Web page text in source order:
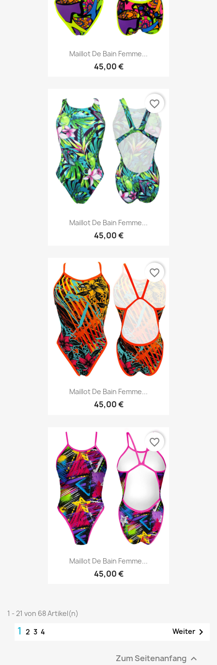
Maillot De Bain Femme...
45,00 €
Maillot De Bain Femme...
45,00 €
favorite_border
Maillot De Bain Femme...
45,00 €
favorite_border
Maillot De Bain Femme...
45,00 €
favorite_border
1 - 21 von 68 Artikel(n)
1 2 3 4 Weiter 
Zum Seitenanfang 